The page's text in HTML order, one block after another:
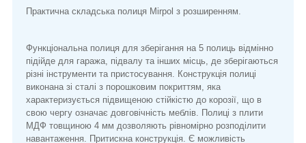
Практична складська полиця Mirpol з розширенням.
Функціональна полиця для зберігання на 5 полиць відмінно
підійде для гаража, підвалу та інших місць, де зберігаються
різні інструменти та пристосування. Конструкція полиці
виконана зі сталі з порошковим покриттям, яка
характеризується підвищеною стійкістю до корозії, що в
свою чергу означає довговічність меблів. Полиці з плити
МДФ товщиною 4 мм дозволяють рівномірно розподілити
навантаження. Притискна конструкція. Є можливість